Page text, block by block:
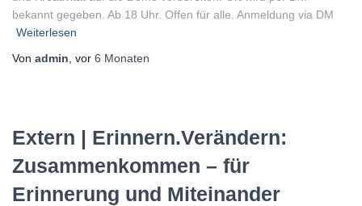
bekannt gegeben. Ab 18 Uhr. Offen für alle. Anmeldung via DM
Weiterlesen
Von admin , vor 6 Monaten
Extern | Erinnern.Verändern:
Zusammenkommen – für
Erinnerung und Miteinander